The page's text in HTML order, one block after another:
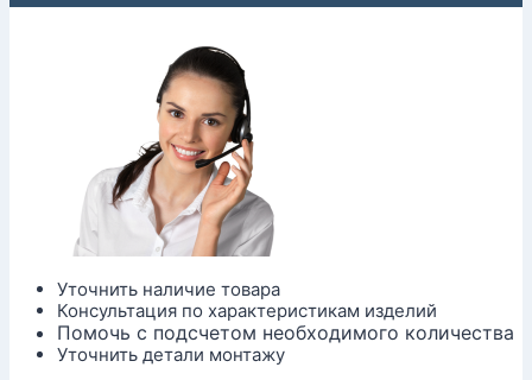
Уточнить наличие товара
Консультация по характеристикам изделий
Помочь с подсчетом необходимого количества
Уточнить детали монтажу